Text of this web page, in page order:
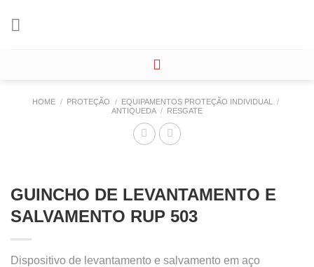
HOME / PROTEÇÃO / EQUIPAMENTOS PROTEÇÃO INDIVIDUAL
/
ANTIQUEDA / RESGATE
GUINCHO DE LEVANTAMENTO E
SALVAMENTO RUP 503
Dispositivo de levantamento e salvamento em aço